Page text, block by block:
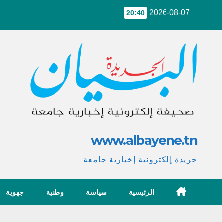
2026-08-07
20:40
www.albayene.tn
جريدة إلكترونية إخبارية جامعة
الرئيسية سياسة وطنية جهوية